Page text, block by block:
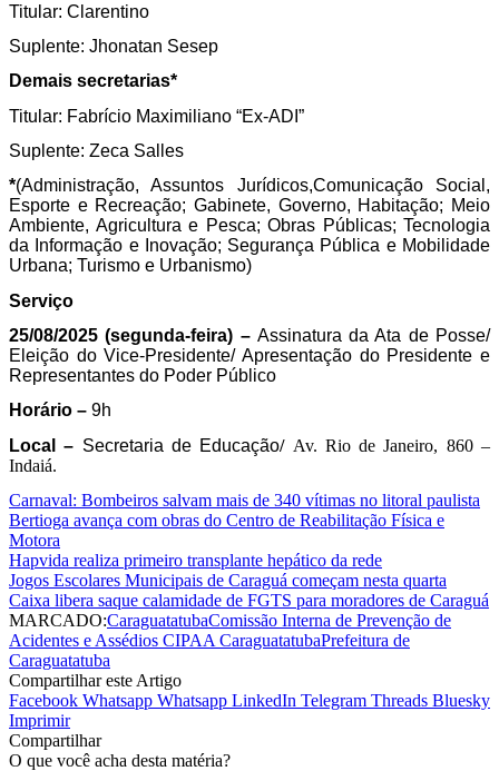
Titular: Clarentino
Suplente: Jhonatan Sesep
Demais secretarias*
Titular: Fabrício Maximiliano “Ex-ADI”
Suplente: Zeca Salles
*(Administração, Assuntos Jurídicos,Comunicação Social,
Esporte e Recreação; Gabinete, Governo, Habitação; Meio
Ambiente, Agricultura e Pesca; Obras Públicas; Tecnologia
da Informação e Inovação; Segurança Pública e Mobilidade
Urbana; Turismo e Urbanismo)
Serviço
25/08/2025 (segunda-feira) – Assinatura da Ata de Posse/
Eleição do Vice-Presidente/ Apresentação do Presidente e
Representantes do Poder Público
Horário – 9h
Local – Secretaria de Educação/ Av. Rio de Janeiro, 860 –
Indaiá.
Carnaval: Bombeiros salvam mais de 340 vítimas no litoral paulista
Bertioga avança com obras do Centro de Reabilitação Física e
Motora
Hapvida realiza primeiro transplante hepático da rede
Jogos Escolares Municipais de Caraguá começam nesta quarta
Caixa libera saque calamidade de FGTS para moradores de Caraguá
MARCADO:CaraguatatubaComissão Interna de Prevenção de
Acidentes e Assédios CIPAA CaraguatatubaPrefeitura de
Caraguatatuba
Compartilhar este Artigo
Facebook Whatsapp Whatsapp LinkedIn Telegram Threads Bluesky
Imprimir
Compartilhar
O que você acha desta matéria?